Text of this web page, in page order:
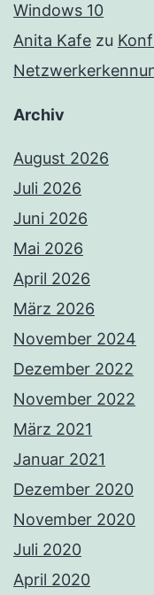
Windows 10
Anita Kafe zu
Archiv
August 2026
Juli 2026
Juni 2026
Mai 2026
April 2026
März 2026
November 2024
Dezember 2022
November 2022
März 2021
Januar 2021
Dezember 2020
November 2020
Juli 2020
April 2020